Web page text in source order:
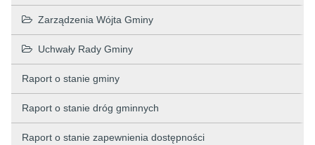
Zarządzenia Wójta Gminy
Uchwały Rady Gminy
Raport o stanie gminy
Raport o stanie dróg gminnych
Raport o stanie zapewnienia dostępności